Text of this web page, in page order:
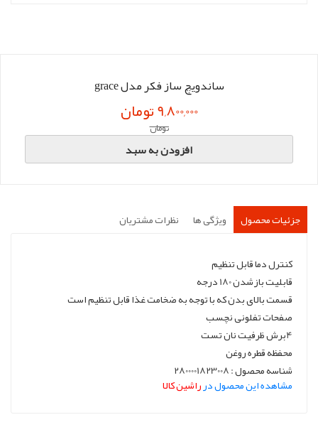
ساندویچ ساز فکر مدل grace
9,800,000 تومان
تومان
افزودن به سبد
جزئیات محصول ویژگی ها نظرات مشتریان
کنترل دما قابل تنظیم
قابلیت بازشدن 180 درجه
قسمت بالای بدن که با توجه به ضخامت غذا قابل تنظیم است
صفحات تفلونی نچسب
4برش ظرفیت نان تست
محفظه قطره روغن
شناسه محصول : 2800001823008
مشاهده این محصول درراشین کالا